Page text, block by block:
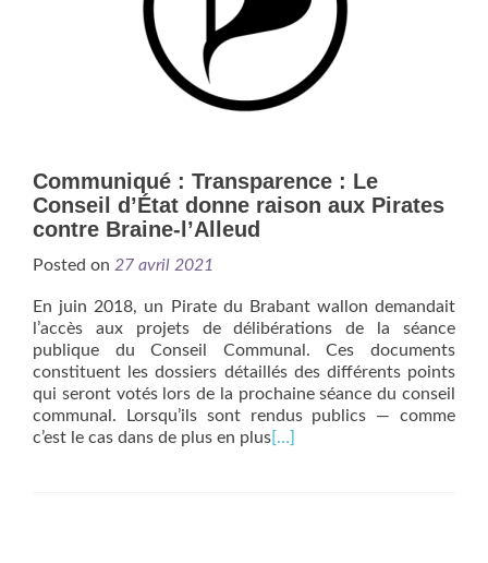
Communiqué : Transparence : Le
Conseil d’État donne raison aux Pirates
contre Braine-l’Alleud
Posted on 27 avril 2021
En juin 2018, un Pirate du Brabant wallon demandait
l’accès aux projets de délibérations de la séance
publique du Conseil Communal. Ces documents
constituent les dossiers détaillés des différents points
qui seront votés lors de la prochaine séance du conseil
communal. Lorsqu’ils sont rendus publics — comme
c’est le cas dans de plus en plus[…]